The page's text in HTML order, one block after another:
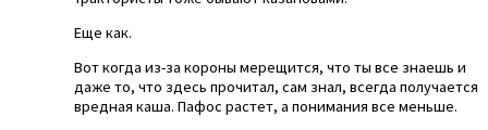
Еще как.
Вот когда из-за короны мерещится, что ты все знаешь и
даже то, что здесь прочитал, сам знал, всегда получается
вредная каша. Пафос растет, а понимания все меньше.